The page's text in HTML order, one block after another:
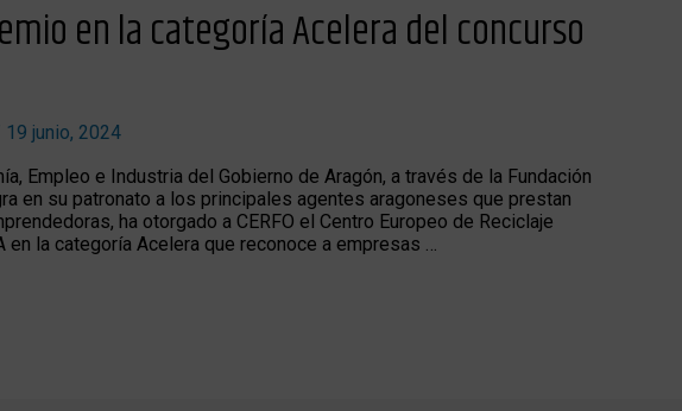
en la categoría Acelera del concurso
19 junio, 2024
Empleo e Industria del Gobierno de Aragón, a través de la Fundación
en su patronato a los principales agentes aragoneses que prestan
ha otorgado a CERFO el Centro Europeo de Reciclaje
en la categoría Acelera que reconoce a empresas …